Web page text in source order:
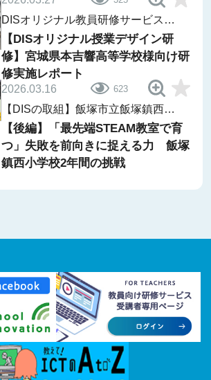
DISオリジナル教員研修サービス
レポート
【DISオリジナル授業デザイン研
修】宮城県本吉響高等学校様向け研
修実施レポート
2026.03.16 623
【DISの取組】飯塚市立飯塚鎮西小
学校「ii-Lab」
【後編】「最先端STEAM教室で育
つ」失敗を前向きに捉える力 飯塚
鎮西小学校2年間の挑戦